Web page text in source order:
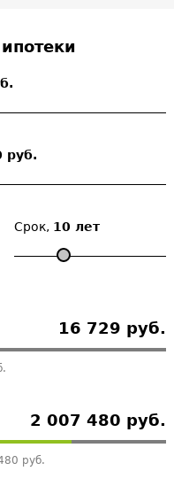
руб.
Срок, 10 лет
16 729 руб.
2 007 480 руб.
руб.